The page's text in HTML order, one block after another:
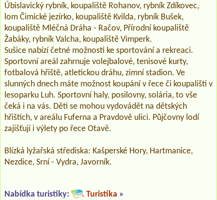
Úbislavický rybník, koupaliště Rohanov, rybník Zdíkovec,
lom Čimické jezírko, koupaliště Kvilda, rybník Bušek,
koupaliště Mléčná Dráha - Račov, Přírodní koupaliště
Žabáky, rybník Valcha, koupaliště Vimperk.
Sušice nabízí četné možnosti ke sportování a rekreaci.
Sportovní areál zahrnuje volejbalové, tenisové kurty,
fotbalová hřiště, atletickou dráhu, zimní stadion. Ve
slunných dnech máte možnost koupání v řece či koupališti v
lesoparku Luh. Sportovní haly, posilovny, solária, to vše
čeká i na vás. Děti se mohou vydovádět na dětských
hřištích, v areálu Fuferna a Pravdově ulici. Půjčovny lodí
zajišťují i výlety po řece Otavě.
Blízká lyžařská střediska: Kašperské Hory, Hartmanice,
Nezdice, Srní - Vydra, Javorník.
Nabídka turistiky: Turistika »